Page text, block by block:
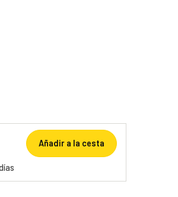
Añadir a la cesta